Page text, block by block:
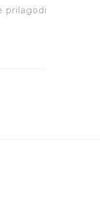
prilagodi